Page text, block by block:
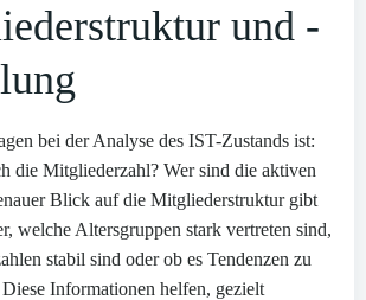
und -
bei der Analyse des IST-Zustands ist:
die Mitgliederzahl? Wer sind die aktiven
Blick auf die Mitgliederstruktur gibt
welche Altersgruppen stark vertreten sind,
stabil sind oder ob es Tendenzen zu
Informationen helfen, gezielt